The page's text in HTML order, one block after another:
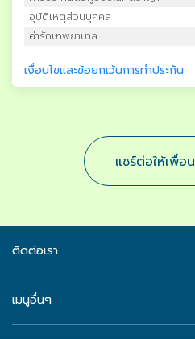
อุบัติเหตุส่วนบุคคล
ค่ารักษาพยาบาล
เงื่อนไขและข้อยกเว้นการทำประกัน
แชร์ต่อให้เพื่อน
ติดต่อเรา
เมนูอื่นๆ